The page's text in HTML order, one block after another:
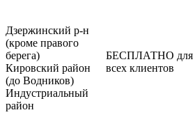
Дзержинский р-н
(кроме правого
берега)
Кировский район
(до Водников)
Индустриальный
район
БЕСПЛАТНО для
всех клиентов